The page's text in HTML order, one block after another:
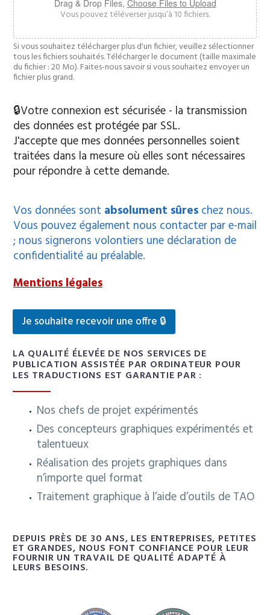
Drag & Drop Files, Choose Files to Upload
Vous pouvez téléverser jusqu’à 10 fichiers.
Si vous souhaitez télécharger plus d'un fichier, veuillez sélectionner
tous les fichiers souhaités. Télécharger le document (taille maximale
du fichier : 20 Mo). Faites-nous savoir si vous souhaitez envoyer un
fichier plus grand.
🔒Votre connexion est sécurisée - la transmission
des données est protégée par SSL.
J'accepte que mes données personnelles soient
traitées dans la mesure où elles sont nécessaires
pour répondre à cette demande.
Vos données sont absolument sûres chez nous.
Vous pouvez également nous contacter par e-mail
; nous signerons volontiers une déclaration de
confidentialité au préalable.
Mentions légales
Je souhaite recevoir une offre 🔒
LA QUALITÉ ÉLEVÉE DE NOS SERVICES DE
PUBLICATION ASSISTÉE PAR ORDINATEUR POUR
LES TRADUCTIONS EST GARANTIE PAR :
Nos chefs de projet expérimentés
Des concepteurs graphiques expérimentés et
talentueux
Réalisation des projets graphiques dans
n’importe quel format
Traitement graphique à l’aide d’outils de TAO
DEPUIS PRÈS DE 30 ANS, LES ENTREPRISES, PETITES
ET GRANDES, NOUS FONT CONFIANCE POUR LEUR
FOURNIR UN TRAVAIL DE QUALITÉ ADAPTÉ À
LEURS BESOINS.